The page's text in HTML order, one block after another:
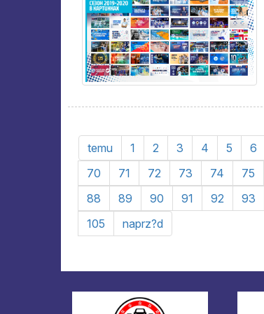
temu 1 2 3 4 5 6
70
71 72 73 74 75
88
89 90 91 92 93
105
naprz?d